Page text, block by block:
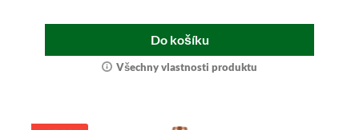
Do košíku
Všechny vlastnosti produktu